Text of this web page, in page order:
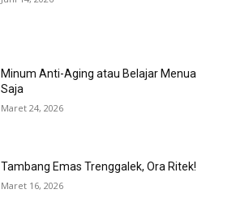
Minum Anti-Aging atau Belajar Menua
Saja
Maret 24, 2026
Tambang Emas Trenggalek, Ora Ritek!
Maret 16, 2026